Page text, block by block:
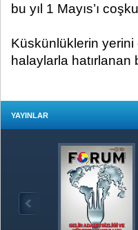
bu yıl 1 Mayıs’ı
Küskünlüklerin yerini
halaylarla
YAYINLAR